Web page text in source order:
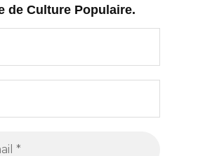
de Culture Populaire.